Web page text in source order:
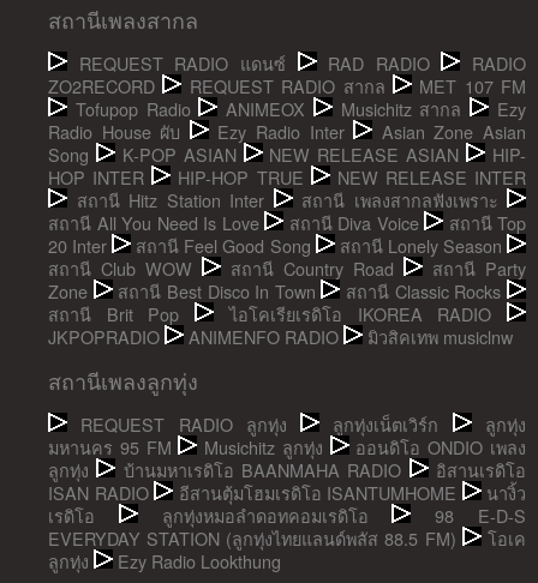
สถานีเพลงสากล
REQUEST RADIO แดนซ์ RAD RADIO
RADIO
ZO2RECORD
REQUEST RADIO สากล
MET 107 FM
Tofupop Radio
ANIMEOX Musichitz สากล
Ezy
Radio House ผับ
Ezy Radio Inter
Asian Zone Asian
Song
K-POP ASIAN NEW RELEASE ASIAN
HIP-
HOP INTER
HIP-HOP TRUE
NEW RELEASE INTER
สถานี Hitz Station Inter
สถานี เพลงสากลฟังเพราะ
สถานี All You Need Is Love
สถานี Diva Voice
สถานี Top
20 Inter
สถานี Feel Good Song
สถานี Lonely Season
สถานี Club WOW
สถานี Country Road
สถานี Party
Zone
สถานี Best Disco In Town
สถานี Classic Rocks
สถานี Brit Pop
ไอโคเรียเรดิโอ IKOREA RADIO
JKPOPRADIO
ANIMENFO RADIO มิวสิคเทพ musiclnw
สถานีเพลงลูกทุ่ง
REQUEST RADIO ลูกทุ่ง ลูกทุ่งเน็ตเวิร์ก
ลูกทุ่ง
มหานคร 95 FM
Musichitz ลูกทุ่ง
ออนดิโอ ONDIO เพลง
ลูกทุ่ง
บ้านมหาเรดิโอ BAANMAHA RADIO
อิสานเรดิโอ
ISAN RADIO
อีสานตุ้มโฮมเรดิโอ ISANTUMHOME
นางิ้ว
เรดิโอ
ลูกทุ่งหมอลำดอทคอมเรดิโอ
98 E-D-S
EVERYDAY STATION (ลูกทุ่งไทยแลนด์พลัส 88.5 FM)
โอเค
ลูกทุ่ง
Ezy Radio Lookthung